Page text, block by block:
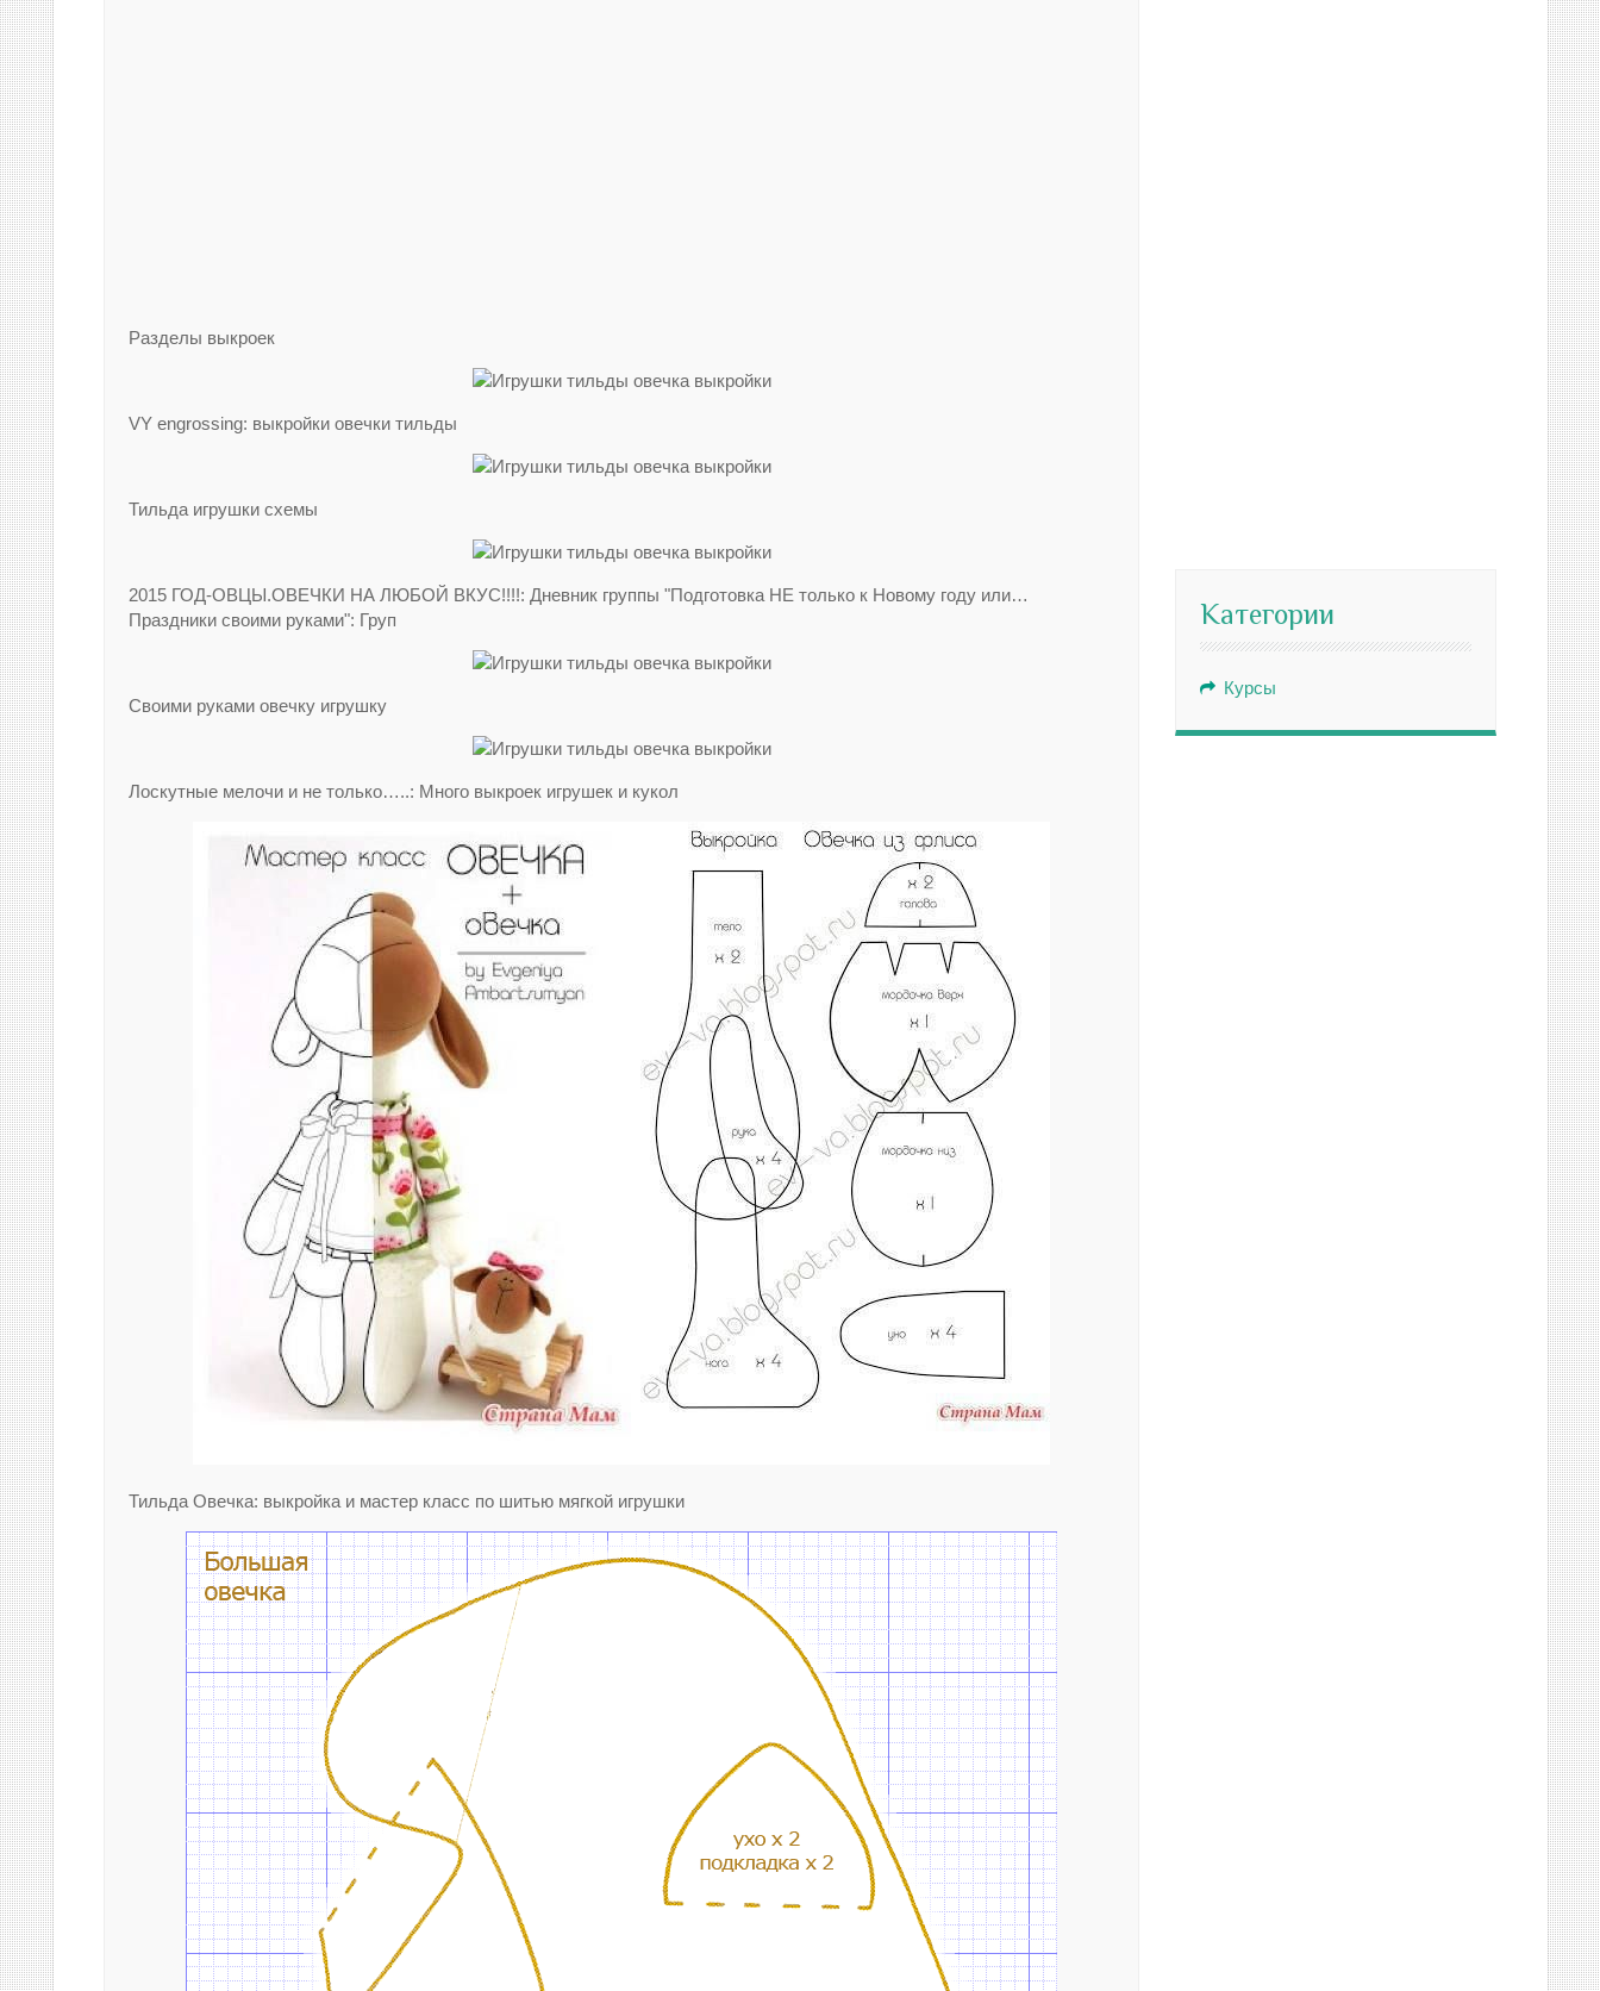
Разделы выкроек
VY engrossing: выкройки овечки тильды
Тильда игрушки схемы
2015 ГОД-ОВЦЫ.ОВЕЧКИ НА ЛЮБОЙ ВКУС!!!!: Дневник группы "Подготовка НЕ только к Новому году или…
Праздники своими руками": Груп
Своими руками овечку игрушку
Лоскутные мелочи и не только…..: Много выкроек игрушек и кукол
Тильда Овечка: выкройка и мастер класс по шитью мягкой игрушки
Категории
Курсы